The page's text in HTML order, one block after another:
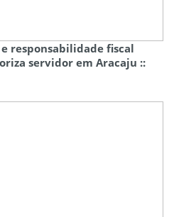
responsabilidade fiscal
servidor em Aracaju ::